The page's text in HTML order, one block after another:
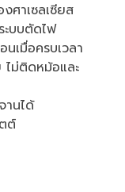
าเซลเซียส
บบตัดไฟ
เมื่อครบเวลา
ไม่ติดหม้อและ
านได้
ต์